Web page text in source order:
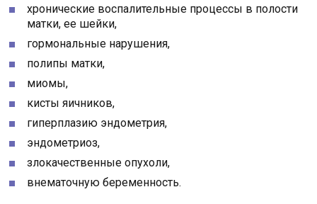
хронические воспалительные процессы в полости
матки, ее шейки,
гормональные нарушения,
полипы матки,
миомы,
кисты яичников,
гиперплазию эндометрия,
эндометриоз,
злокачественные опухоли,
внематочную беременность.